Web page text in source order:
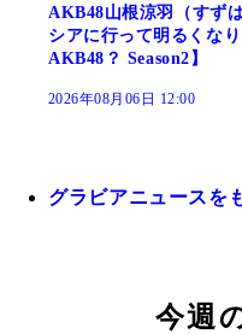
AKB48山根涼羽（すず
シアに行って明るくな
AKB48？ Season2】
2026年08月06日 12:00
グラビアニュースを
今週